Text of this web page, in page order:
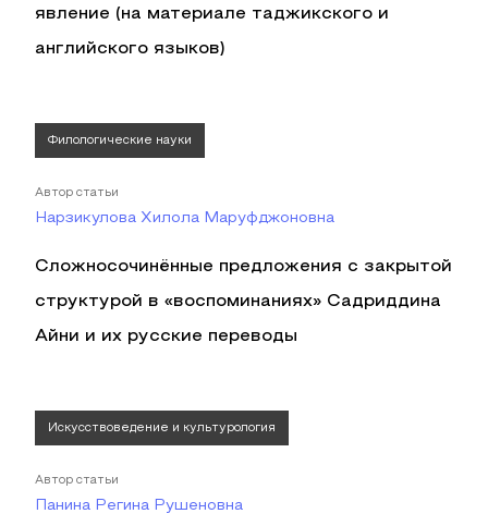
явление (на материале таджикского и
английского языков)
Филологические науки
Автор статьи
Нарзикулова Хилола Маруфджоновна
Сложносочинённые предложения с закрытой
структурой в «воспоминаниях» Садриддина
Айни и их русские переводы
Искусствоведение и культурология
Автор статьи
Панина Регина Рушеновна